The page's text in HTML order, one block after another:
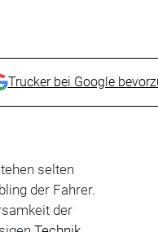
Trucker bei Google
selten
der Fahrer.
der